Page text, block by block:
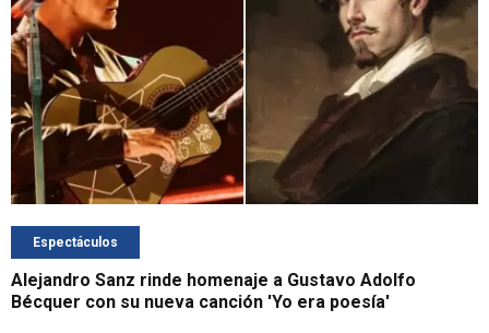
Espectáculos
Alejandro Sanz rinde homenaje a Gustavo Adolfo
Bécquer con su nueva canción 'Yo era poesía'